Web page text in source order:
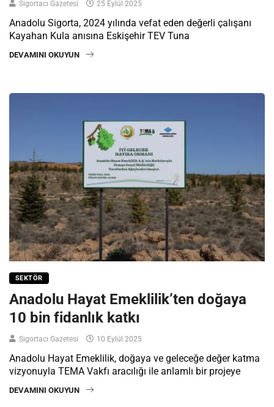
Sigortacı Gazetesi 25 Eylül 2025
Anadolu Sigorta, 2024 yılında vefat eden değerli çalışanı
Kayahan Kula anısına Eskişehir TEV Tuna
DEVAMINI OKUYUN
SEKTÖR
Anadolu Hayat Emeklilik’ten doğaya
10 bin fidanlık katkı
Sigortacı Gazetesi 10 Eylül 2025
Anadolu Hayat Emeklilik, doğaya ve geleceğe değer katma
vizyonuyla TEMA Vakfı aracılığı ile anlamlı bir projeye
DEVAMINI OKUYUN